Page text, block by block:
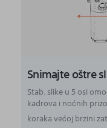
Snimajte oštre
Stab. slike u 5 osi
kadrova i noćnih
koraka većoj brzini